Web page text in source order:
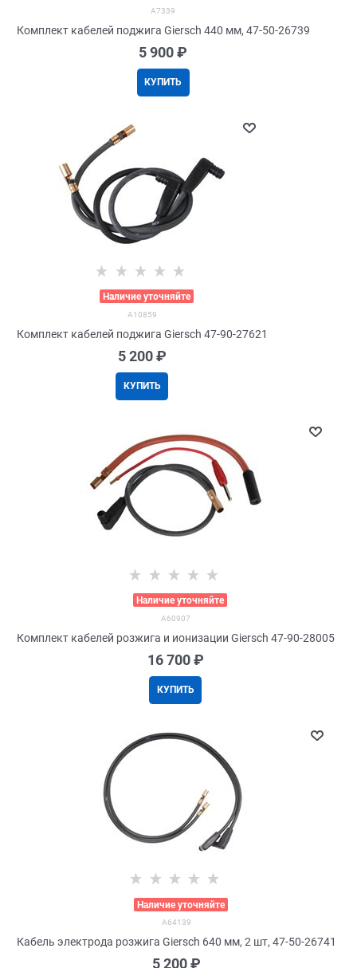
A7339
Комплект кабелей поджига Giersch 440 мм, 47-50-26739
5 900 ₽
КУПИТЬ
Наличие уточняйте
A10859
Комплект кабелей поджига Giersch 47-90-27621
5 200 ₽
КУПИТЬ
Наличие уточняйте
A60907
Комплект кабелей розжига и ионизации Giersch 47-90-28005
16 700 ₽
КУПИТЬ
Наличие уточняйте
A64139
Кабель электрода розжига Giersch 640 мм, 2 шт, 47-50-26741
5 200 ₽